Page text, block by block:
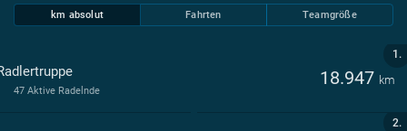
km absolut
Fahrten Teamgröße
1.
18.947 km
47 Aktive Radelnde
2.